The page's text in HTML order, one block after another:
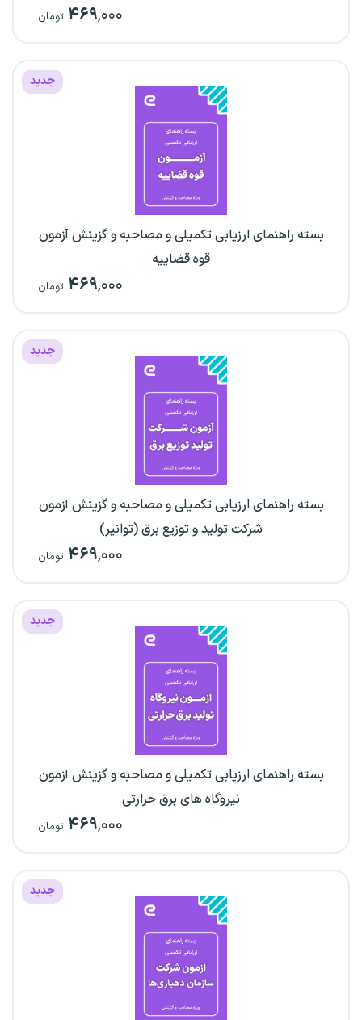
۴۶۹,۰۰۰ تومان
جدید
بسته راهنمای ارزیابی تکمیلی و مصاحبه و گزینش آزمون
قوه قضاییه
۴۶۹,۰۰۰ تومان
جدید
بسته راهنمای ارزیابی تکمیلی و مصاحبه و گزینش آزمون
شرکت تولید و توزیع برق (توانیر)
۴۶۹,۰۰۰ تومان
جدید
بسته راهنمای ارزیابی تکمیلی و مصاحبه و گزینش آزمون
نیروگاه های برق حرارتی
۴۶۹,۰۰۰ تومان
جدید